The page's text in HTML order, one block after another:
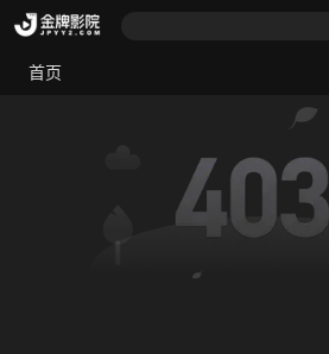
首页